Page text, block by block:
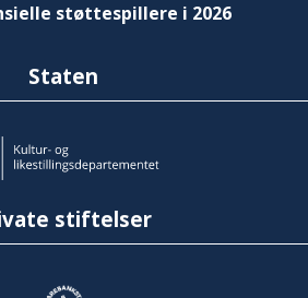
støttespillere i 2026
Staten
stiftelser